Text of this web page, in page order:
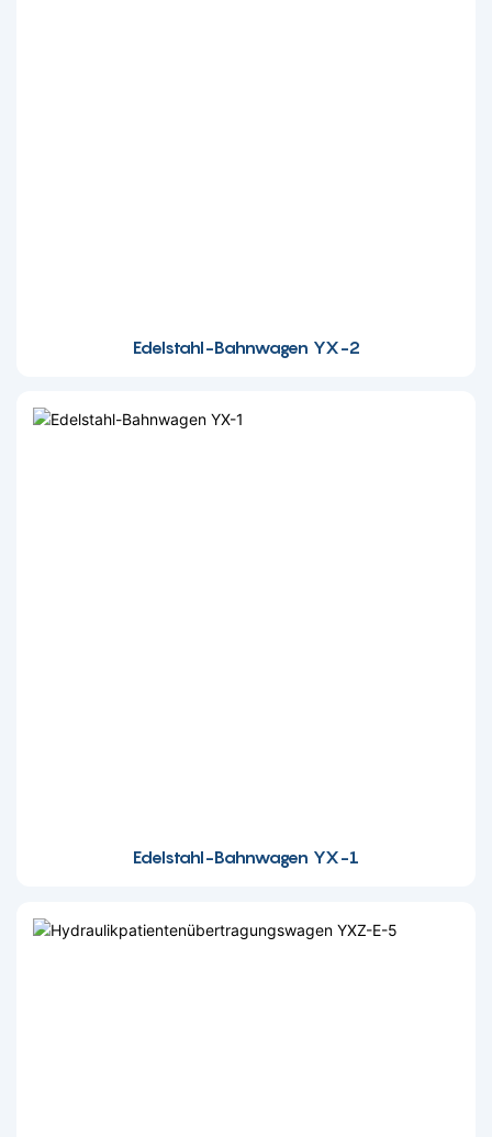
Edelstahl-Bahnwagen YX-2
Edelstahl-Bahnwagen YX-1